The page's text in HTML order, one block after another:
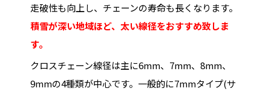
走破性も向上し、チェーンの寿命も長くなります。
積雪が深い地域ほど、太い線径をおすすめ致しま
す。
クロスチェーン線径は主に6mm、7mm、8mm、
9mmの4種類が中心です。一般的に7mmタイプ(サ